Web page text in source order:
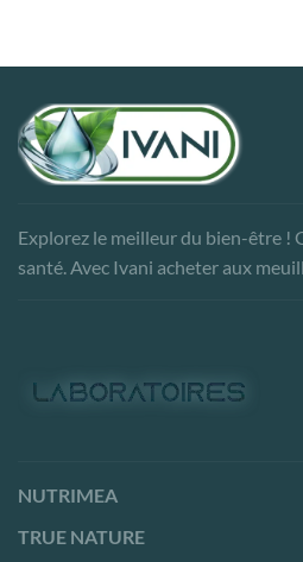
Explorez le meilleur du bien-être !
santé. Avec Ivani acheter aux
NUTRIMEA
TRUE NATURE